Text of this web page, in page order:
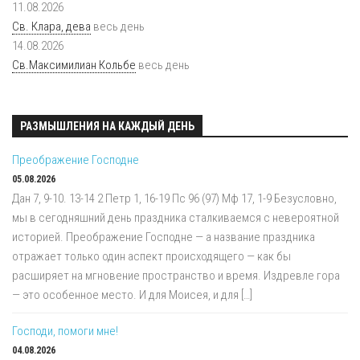
11.08.2026
Св. Клара, дева весь день
14.08.2026
Св.Максимилиан Кольбе весь день
РАЗМЫШЛЕНИЯ НА КАЖДЫЙ ДЕНЬ
Преображение Господне
05.08.2026
Дан 7, 9-10. 13-14 2 Петр 1, 16-19 Пс 96 (97) Мф 17, 1-9 Безусловно,
мы в сегодняшний день праздника сталкиваемся с невероятной
историей. Преображение Господне — а название праздника
отражает только один аспект происходящего — как бы
расширяет на мгновение пространство и время. Издревле гора
— это особенное место. И для Моисея, и для […]
Господи, помоги мне!
04.08.2026